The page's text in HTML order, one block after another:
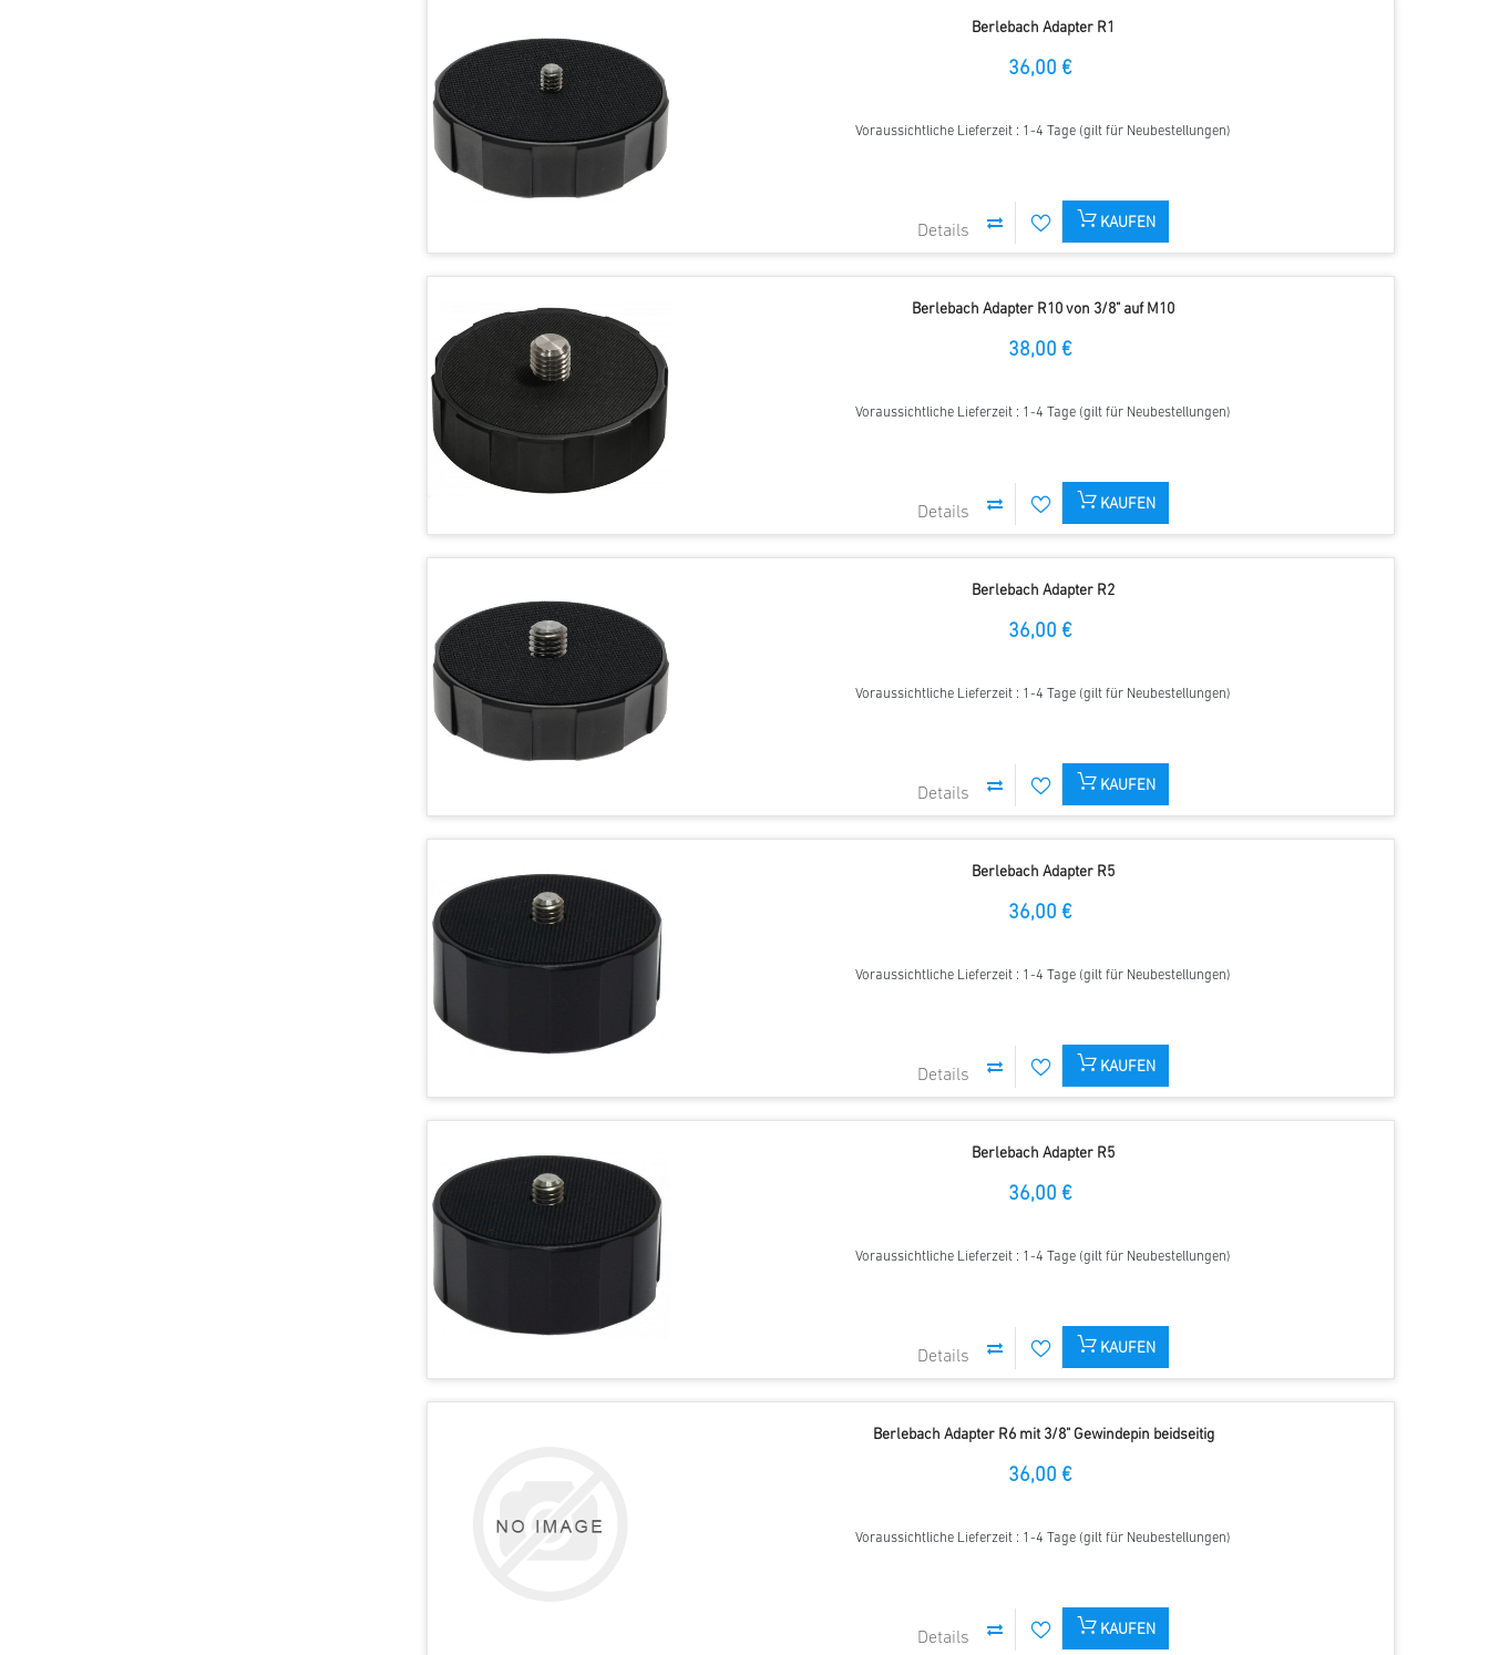
Berlebach Adapter R1
36,00 €
Voraussichtliche Lieferzeit : 1-4 Tage (gilt für Neubestellungen)
KAUFEN
Berlebach Adapter R10 von 3/8" auf M10
38,00 €
Voraussichtliche Lieferzeit : 1-4 Tage (gilt für Neubestellungen)
KAUFEN
Berlebach Adapter R2
36,00 €
Voraussichtliche Lieferzeit : 1-4 Tage (gilt für Neubestellungen)
KAUFEN
Berlebach Adapter R5
36,00 €
Voraussichtliche Lieferzeit : 1-4 Tage (gilt für Neubestellungen)
KAUFEN
Berlebach Adapter R5
36,00 €
Voraussichtliche Lieferzeit : 1-4 Tage (gilt für Neubestellungen)
KAUFEN
Berlebach Adapter R6 mit 3/8" Gewindepin beidseitig
36,00 €
Voraussichtliche Lieferzeit : 1-4 Tage (gilt für Neubestellungen)
KAUFEN